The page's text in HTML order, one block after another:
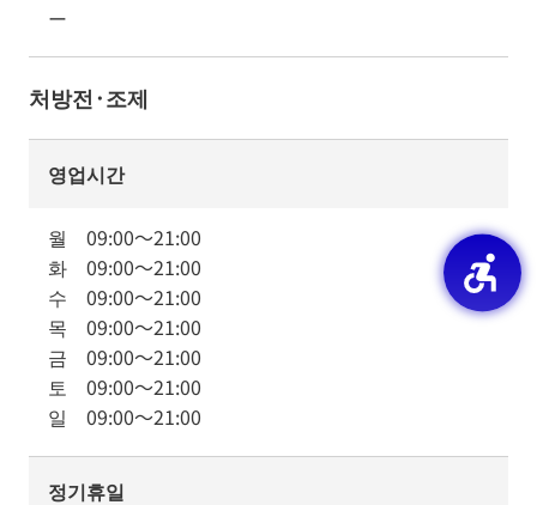
ー
처방전·조제
영업시간
월 09:00～21:00
화 09:00～21:00
수 09:00～21:00
목 09:00～21:00
금 09:00～21:00
토 09:00～21:00
일 09:00～21:00
정기휴일